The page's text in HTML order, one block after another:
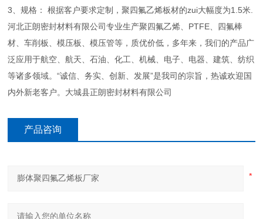
3、规格： 根据客户要求定制，聚四氟乙烯板材的zui大幅度为1.5米.
河北正朗密封材料有限公司专业生产聚四氟乙烯、PTFE、四氟棒
材、车削板、模压板、模压管等，质优价低，多年来，我们的产品广
泛应用于航空、航天、石油、化工、机械、电子、电器、建筑、纺织
等诸多领域。“诚信、务实、创新、发展”是我司的宗旨，热诚欢迎国
内外新老客户。大城县正朗密封材料有限公司
产品咨询